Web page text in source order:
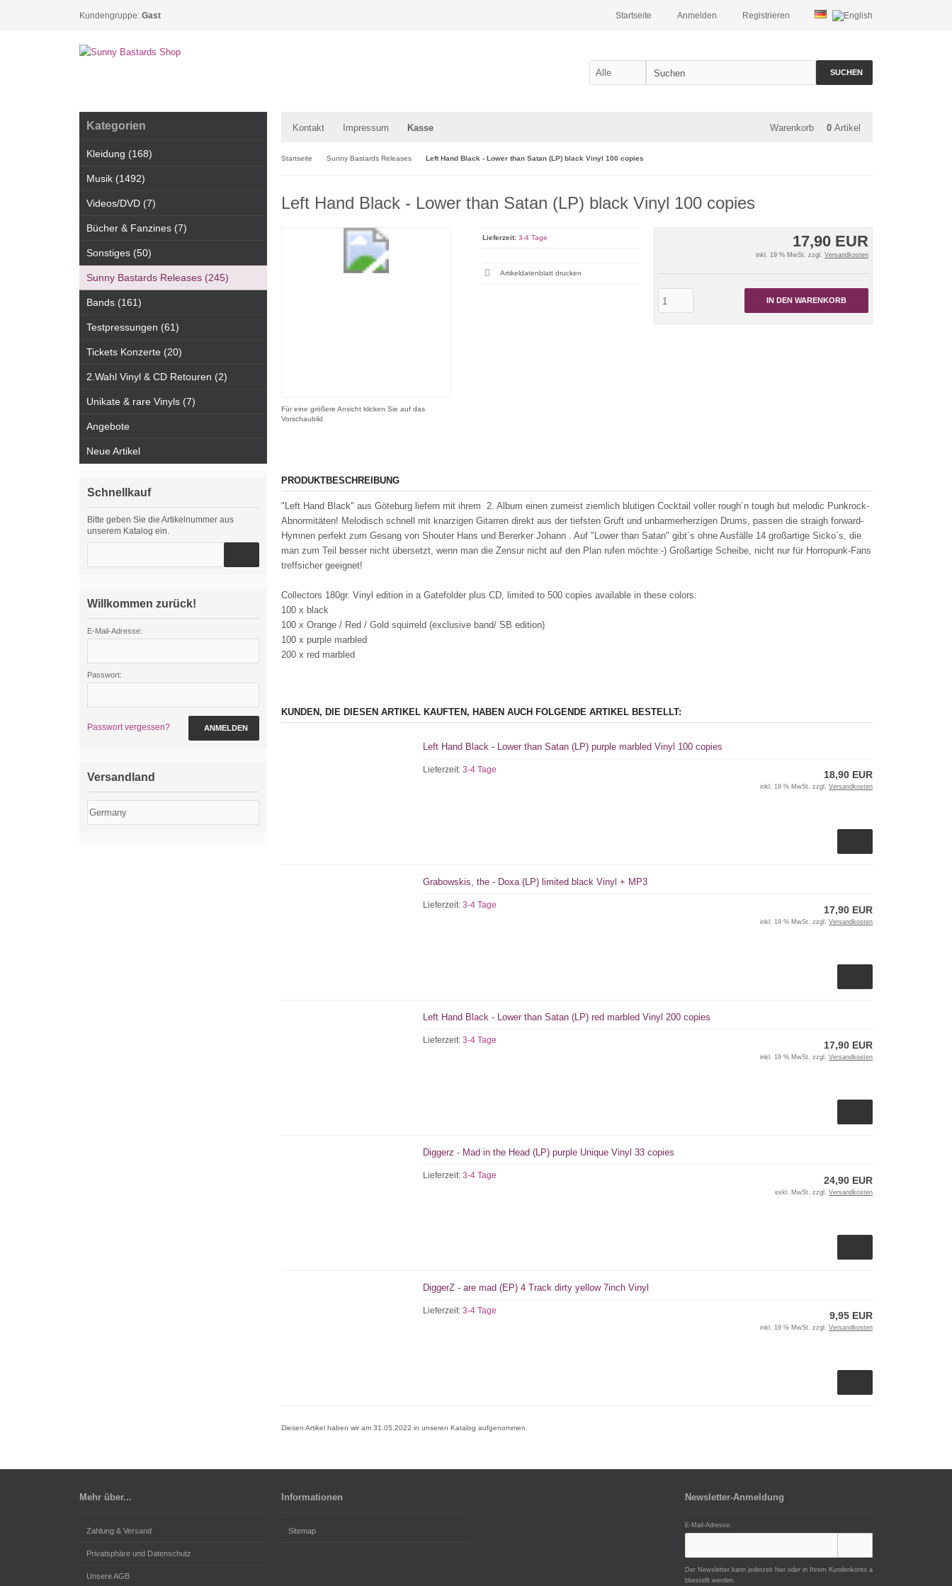
Kundengruppe: Gast Registrieren
Anmelden
Startseite
SUCHEN
Kontakt Impressum Kasse Warenkorb 0 Artikel
Startseite Sunny Bastards Releases Left Hand Black - Lower than Satan (LP) black Vinyl 100 copies
Left Hand Black - Lower than Satan (LP) black Vinyl 100 copies
Für eine größere Ansicht klicken Sie auf das
Vorschaubild
17,90 EUR
inkl. 19 % MwSt. zzgl. Versandkosten
IN DEN WARENKORB
Lieferzeit: 3-4 Tage
Artikeldatenblatt drucken
PRODUKTBESCHREIBUNG
"Left Hand Black" aus Göteburg liefern mit ihrem 2. Album einen zumeist ziemlich blutigen Cocktail voller rough´n tough but melodic Punkrock-
Abnormitäten! Melodisch schnell mit knarzigen Gitarren direkt aus der tiefsten Gruft und unbarmerherzigen Drums, passen die straigh forward-
Hymnen perfekt zum Gesang von Shouter Hans und Bererker Johann . Auf "Lower than Satan" gibt´s ohne Ausfälle 14 großartige Sicko´s, die
man zum Teil besser nicht übersetzt, wenn man die Zensur nicht auf den Plan rufen möchte:-) Großartige Scheibe, nicht nur für Horropunk-Fans
treffsicher geeignet!
Collectors 180gr. Vinyl edition in a Gatefolder plus CD, limited to 500 copies available in these colors:
100 x black
100 x Orange / Red / Gold squirreld (exclusive band/ SB edition)
100 x purple marbled
200 x red marbled
KUNDEN, DIE DIESEN ARTIKEL KAUFTEN, HABEN AUCH FOLGENDE ARTIKEL BESTELLT:
Left Hand Black - Lower than Satan (LP) purple marbled Vinyl 100 copies
Lieferzeit:3-4 Tage 18,90 EUR
inkl. 19 % MwSt. zzgl. Versandkosten
Grabowskis, the - Doxa (LP) limited black Vinyl + MP3
Lieferzeit:3-4 Tage 17,90 EUR
inkl. 19 % MwSt. zzgl. Versandkosten
Left Hand Black - Lower than Satan (LP) red marbled Vinyl 200 copies
Lieferzeit:3-4 Tage 17,90 EUR
inkl. 19 % MwSt. zzgl. Versandkosten
Diggerz - Mad in the Head (LP) purple Unique Vinyl 33 copies
Lieferzeit:3-4 Tage 24,90 EUR
exkl. MwSt. zzgl. Versandkosten
DiggerZ - are mad (EP) 4 Track dirty yellow 7inch Vinyl
Lieferzeit:3-4 Tage 9,95 EUR
inkl. 19 % MwSt. zzgl. Versandkosten
Diesen Artikel haben wir am 31.05.2022 in unseren Katalog aufgenommen.
Kategorien
Kleidung (168)
Musik (1492)
Videos/DVD (7)
Bücher & Fanzines (7)
Sonstiges (50)
Sunny Bastards Releases (245)
Bands (161)
Testpressungen (61)
Tickets Konzerte (20)
2.Wahl Vinyl & CD Retouren (2)
Unikate & rare Vinyls (7)
Angebote
Neue Artikel
Schnellkauf
Bitte geben Sie die Artikelnummer aus
unserem Katalog ein.
Willkommen zurück!
E-Mail-Adresse:
Passwort:
Passwort vergessen? ANMELDEN
Versandland
Mehr über...
Zahlung & Versand
Privatsphäre und Datenschutz
Unsere AGB
Informationen
Sitemap
Newsletter-Anmeldung
E-Mail-Adresse:
Der Newsletter kann jederzeit hier oder in Ihrem Kundenkonto a
bbestellt werden.